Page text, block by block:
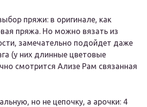
пряжи: в оригинале, как
пряжа. Но можно вязать из
замечательно подойдет даже
(у них длинные цветовые
смотрится Ализе Рам связанная
но не цепочку, а арочки: 4